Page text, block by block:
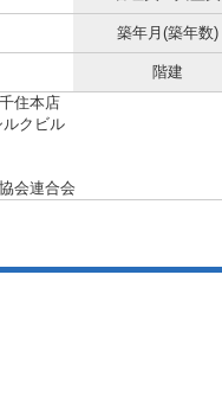
築年月(築年数)
階建
住本店
クビル
会連合会